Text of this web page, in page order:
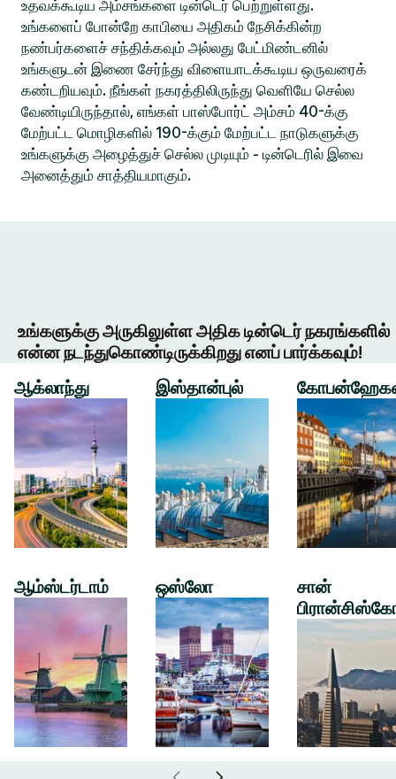
உதவக்கூடிய அம்சங்களை டின்டெர் பெற்றுள்ளது.
உங்களைப் போன்றே காபியை அதிகம் நேசிக்கின்ற
நண்பர்களைச் சந்திக்கவும் அல்லது பேட்மிண்டனில்
உங்களுடன் இணை சேர்ந்து விளையாடக்கூடிய ஒருவரைக்
கண்டறியவும். நீங்கள் நகரத்திலிருந்து வெளியே செல்ல
வேண்டியிருந்தால், எங்கள் பாஸ்போர்ட் அம்சம் 40-க்கு
மேற்பட்ட மொழிகளில் 190-க்கும் மேற்பட்ட நாடுகளுக்கு
உங்களுக்கு அழைத்துச் செல்ல முடியும் - டின்டெரில் இவை
அனைத்தும் சாத்தியமாகும்.
உங்களுக்கு அருகிலுள்ள அதிக டின்டெர் நகரங்களில்
என்ன நடந்துகொண்டிருக்கிறது எனப் பார்க்கவும்!
ஆக்லாந்து
ஆம்ஸ்டர்டாம்
இஸ்தான்புல்
ஒஸ்லோ
சான்